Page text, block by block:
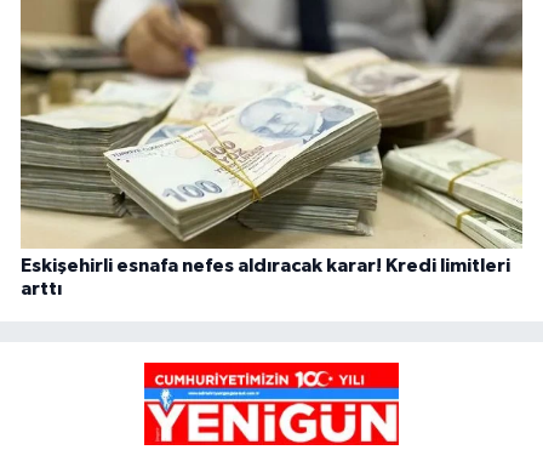
Eskişehirli esnafa nefes aldıracak karar! Kredi limitleri
arttı